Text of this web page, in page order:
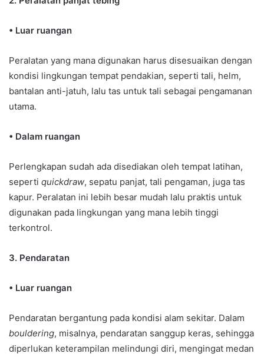
• Luar ruangan
Peralatan yang mana digunakan harus disesuaikan dengan
kondisi lingkungan tempat pendakian, seperti tali, helm,
bantalan anti-jatuh, lalu tas untuk tali sebagai pengamanan
utama.
• Dalam ruangan
Perlengkapan sudah ada disediakan oleh tempat latihan,
seperti quickdraw, sepatu panjat, tali pengaman, juga tas
kapur. Peralatan ini lebih besar mudah lalu praktis untuk
digunakan pada lingkungan yang mana lebih tinggi
terkontrol.
3. Pendaratan
• Luar ruangan
Pendaratan bergantung pada kondisi alam sekitar. Dalam
bouldering, misalnya, pendaratan sanggup keras, sehingga
diperlukan keterampilan melindungi diri, mengingat medan